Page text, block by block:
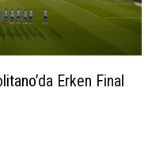
Erken Final